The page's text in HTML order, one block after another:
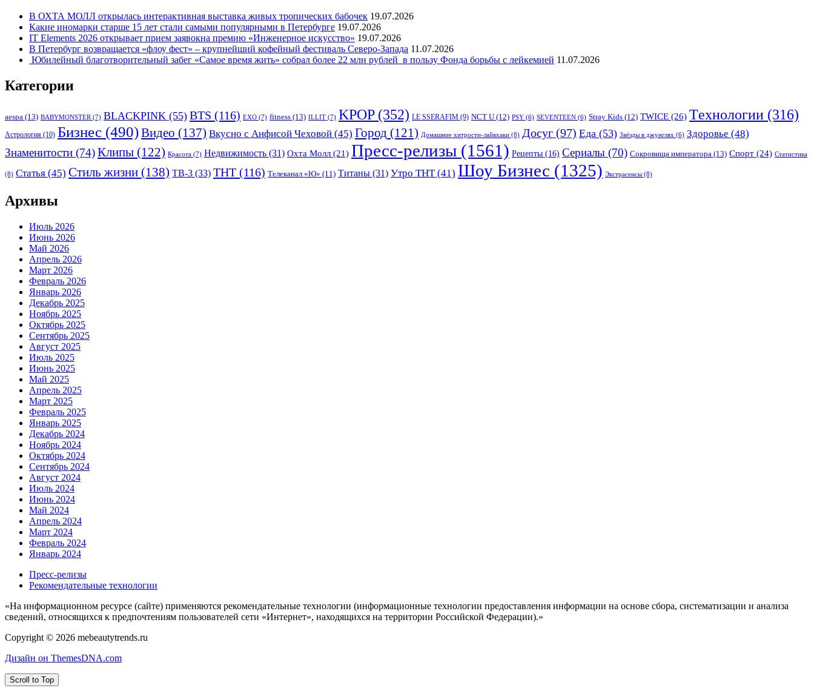
В ОХТА МОЛЛ открылась интерактивная выставка живых тропических бабочек 19.07.2026
Какие иномарки старше 15 лет стали самыми популярными в Петербурге 19.07.2026
IT Elements 2026 открывает прием заявокна премию «Инженерное искусство» 19.07.2026
В Петербург возвращается «флоу фест» – крупнейший кофейный фестиваль Северо-Запада 11.07.2026
Юбилейный благотворительный забег «Самое время жить» собрал более 22 млн рублей в пользу Фонда борьбы с лейкемией 11.07.2026
Категории
aespa (13) BABYMONSTER (7) BLACKPINK (55) BTS (116) EXO (7) fitness (13) ILLIT (7) KPOP(352) LE SSERAFIM (9) NCT U (12) PSY (6) SEVENTEEN (6) Stray Kids (12) TWICE (26) Tехнологии (316)
Астрология (10) Бизнес (490)Видео (137) Вкусно с Анфисой Чеховой (45) Город (121) Домашние хитрости-лайвхаки (8) Досуг (97) Еда (53) Звёзды в джунглях (6) Здоровье (48)
Знаменитости (74)Клипы (122) Красота (7) Недвижимость (31) Охта Молл (21) Пресс-релизы (1561) Рецепты (16) Сериалы (70) Сокровища императора (13) Спорт (24) Статистика
(8) Статья (45) Стиль жизни (138) ТВ-3 (33) ТНТ (116) Телеканал «Ю» (11) Титаны (31) Утро ТНТ(41) Шоу Бизнес (1325) Экстрасенсы (8)
Архивы
Июль 2026
Июнь 2026
Май 2026
Апрель 2026
Март 2026
Февраль 2026
Январь 2026
Декабрь 2025
Ноябрь 2025
Октябрь 2025
Сентябрь 2025
Август 2025
Июль 2025
Июнь 2025
Май 2025
Апрель 2025
Март 2025
Февраль 2025
Январь 2025
Декабрь 2024
Ноябрь 2024
Октябрь 2024
Сентябрь 2024
Август 2024
Июль 2024
Июнь 2024
Май 2024
Апрель 2024
Март 2024
Февраль 2024
Январь 2024
Пресс-релизы
Рекомендательные технологии
«На информационном ресурсе (сайте) применяются рекомендательные технологии (информационные технологии предоставления информации на основе сбора, систематизации и анализа
сведений, относящихся к предпочтениям пользователей сети «Интернет», находящихся на территории Российской Федерации).»
Copyright © 2026 mebeautytrends.ru
Дизайн он ThemesDNA.com
Scroll to Top